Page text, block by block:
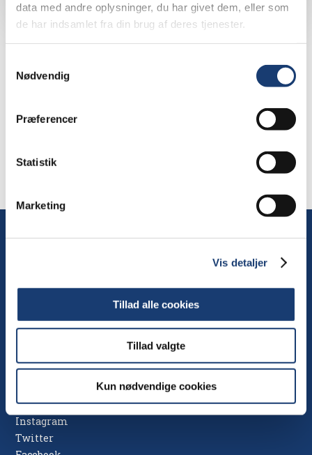
data med andre oplysninger, du har givet dem, eller som
de har indsamlet fra din brug af deres tjenester.
Nødvendig
Præferencer
Statistik
Marketing
Vis detaljer
Tillad alle cookies
Tillad valgte
Kun nødvendige cookies
kal@barfoedgroup.dk - eller tlf. 29 62 38 20 og få
Nedergade 35
5100 Odense C
Postbox 167
Tel. 70 20 15 45
70 20 17 45
info@barfoedgroup.dk
Cvr. nr. 25512979
Følg Barfoed Group
Instagram
Twitter